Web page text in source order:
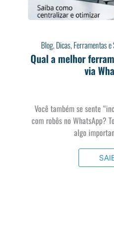
Blog,Dicas,Ferramentas
Qual a melhor
via
Você também se sente
com robôs no WhatsApp?
algo